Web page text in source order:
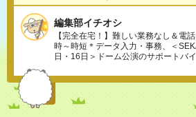
編集部イチオシ
【完全在宅！】難しい業務なし＆電
時～時短＊データ入力・事務、＜
日・16日＞ドーム公演のサポートバ